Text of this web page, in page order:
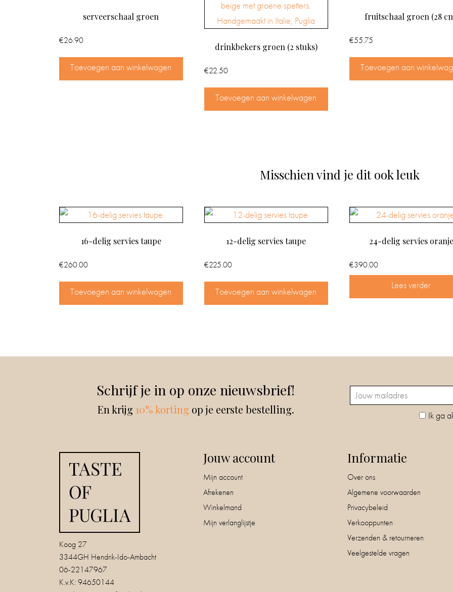
serveerschaal groen
€26.90
Toevoegen aan winkelwagen
drinkbekers groen (2 stuks)
€22.50
Toevoegen aan winkelwagen
fruitschaal groen (28
€55.75
Toevoegen aan
Misschien vind je dit ook leuk
16-delig servies taupe
€260.00
Toevoegen aan winkelwagen
12-delig servies taupe
€225.00
Toevoegen aan winkelwagen
24-delig servies oranje
€390.00
Lees verder
Schrijf je in op onze nieuwsbrief!
En krijg 10% korting op je eerste bestelling. Ik ga
Koog 27
3344GH Hendrik-Ido-Ambacht
06-22147967
K.v.K: 94650144
Jouw account
Mijn account
Afrekenen
Winkelmand
Mijn verlanglijstje
Informatie
Over ons
Algemene voorwaarden
Privacybeleid
Verkooppunten
Verzenden & retourneren
Veelgestelde vragen